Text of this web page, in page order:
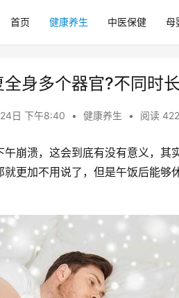
首页 健康养生 中医保健 母
身多个器官?不同时
日 下午8:40 • 健康养生 • 阅读 422
午崩溃，这会到底有没有意义，
就更加不用说了，但是午饭后能